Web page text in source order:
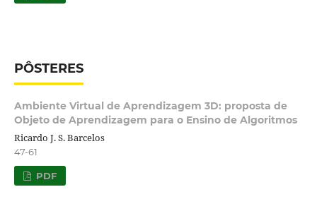
PÔSTERES
Ambiente Virtual de Aprendizagem 3D: proposta de
Objeto de Aprendizagem para o Ensino de Algoritmos
Ricardo J. S. Barcelos
47-61
PDF